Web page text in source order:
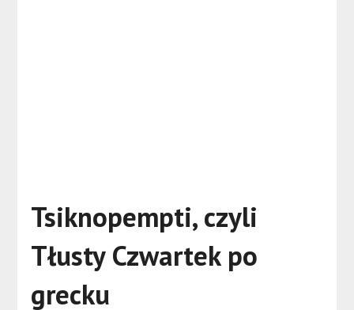
Tsiknopempti, czyli
Tłusty Czwartek po
grecku